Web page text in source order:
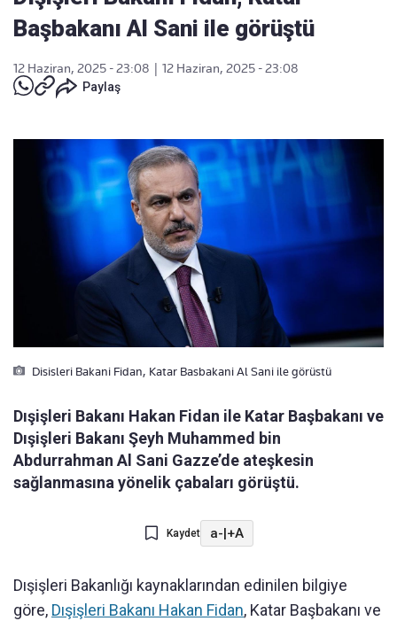
Başbakanı Al Sani ile görüştü
12 Haziran, 2025 - 23:08
12 Haziran, 2025 - 23:08
Paylaş
Disisleri Bakani Fidan, Katar Basbakani Al Sani ile görüstü
Dışişleri Bakanı Hakan Fidan ile Katar Başbakanı ve
Dışişleri Bakanı Şeyh Muhammed bin
Abdurrahman Al Sani Gazze’de ateşkesin
sağlanmasına yönelik çabaları görüştü.
Kaydet a-|+A
Dışişleri Bakanlığı kaynaklarından edinilen bilgiye
göre, Dışişleri Bakanı Hakan Fidan, Katar Başbakanı ve